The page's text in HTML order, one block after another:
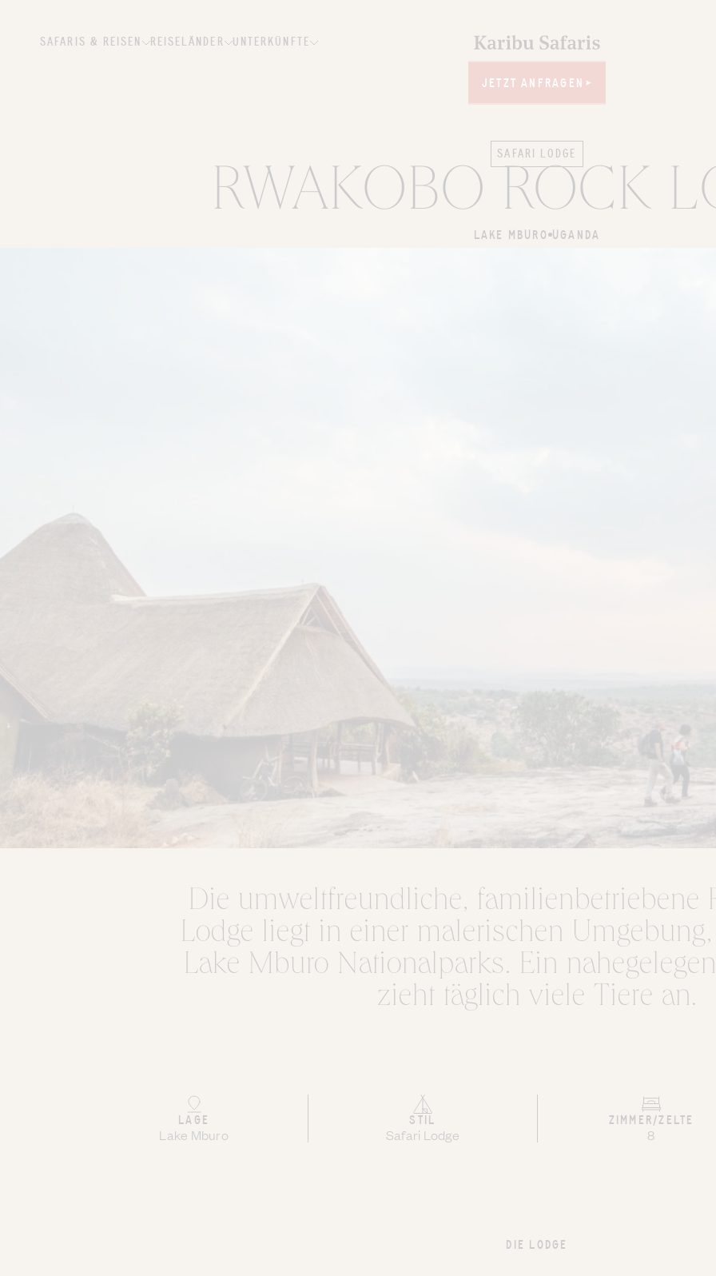
JETZT ANFRAGEN
JETZT ANFRAGEN
SAFARIS & REISEN REISELÄNDER UNTERKÜNFTE
SAFARI LODGE
RWAKOBO ROCK
LAKE MBURO UGANDA
Die umweltfreundliche, familienbetriebene
Lodge liegt in einer malerischen
Lake Mburo Nationalparks. Ein
zieht täglich viele Tiere an.
LAGE
Lake Mburo
STIL
Safari Lodge
ZIMMER/ZELTE
8
DIE LODGE